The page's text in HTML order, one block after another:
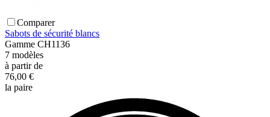
Comparer
Sabots de sécurité blancs
Gamme CH1136
7 modèles
à partir de
76,00 €
la paire